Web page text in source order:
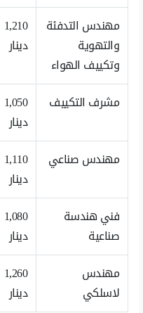
مهندس التدفئة
والتهوية
وتكييف الهواء
1,210
دينار
مشرف التكييف
1,050
دينار
مهندس صناعي
1,110
دينار
فني هندسة
صناعية
1,080
دينار
مهندس
لاسلكي
1,260
دينار